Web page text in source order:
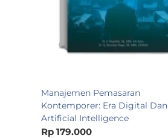
Manajemen Pemasaran
Kontemporer: Era Digital Dan
Artificial Intelligence
Rp 179.000